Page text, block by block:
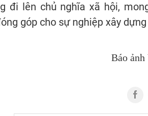
đi lên chủ nghĩa xã hội,
góp cho sự nghiệp xây
Báo